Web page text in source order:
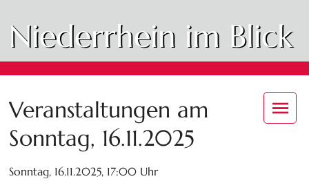
Niederrhein im Blick
Veranstaltungen am
Sonntag, 16.11.2025
Sonntag, 16.11.2025, 17:00 Uhr